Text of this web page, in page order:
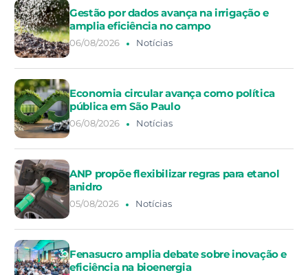
Gestão por dados avança na irrigação e
amplia eficiência no campo
06/08/2026 Notícias
Economia circular avança como política
pública em São Paulo
06/08/2026 Notícias
ANP propõe flexibilizar regras para etanol
anidro
05/08/2026 Notícias
Fenasucro amplia debate sobre inovação e
eficiência na bioenergia